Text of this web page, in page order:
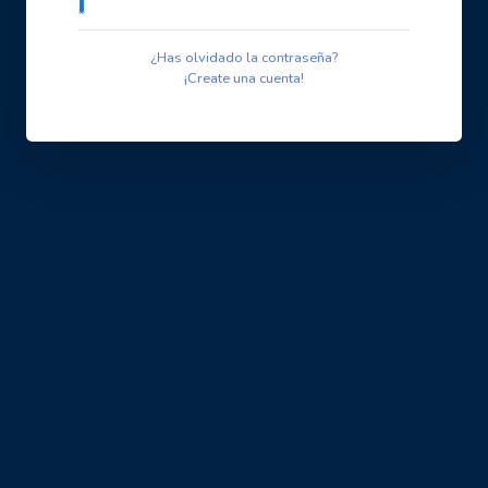
¿Has olvidado la contraseña?
¡Create una cuenta!